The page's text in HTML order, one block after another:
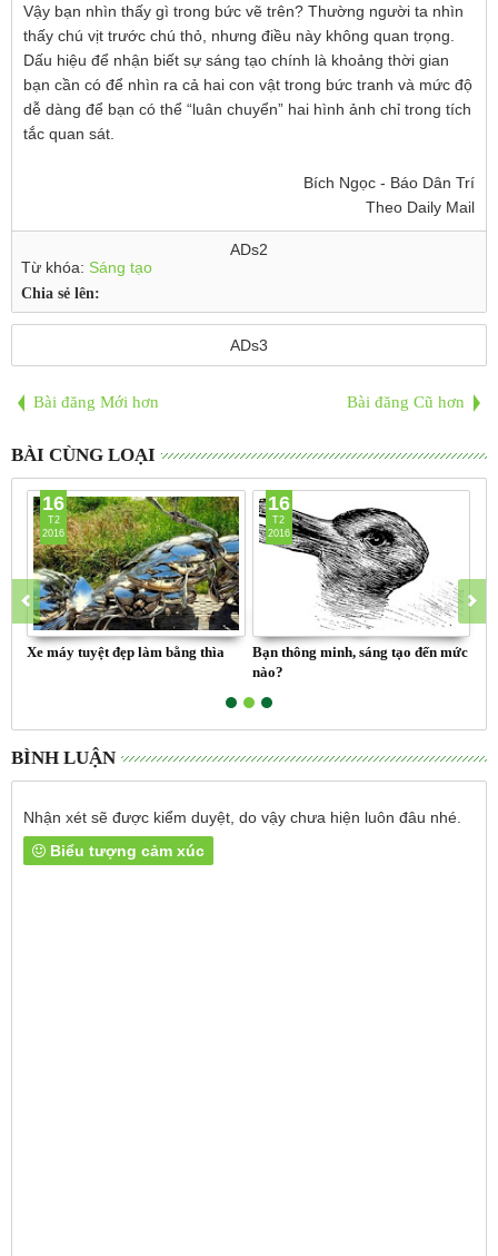
Vậy bạn nhìn thấy gì trong bức vẽ trên? Thường người ta nhìn
thấy chú vịt trước chú thỏ, nhưng điều này không quan trọng.
Dấu hiệu để nhận biết sự sáng tạo chính là khoảng thời gian
bạn cần có để nhìn ra cả hai con vật trong bức tranh và mức độ
dễ dàng để bạn có thể “luân chuyển” hai hình ảnh chỉ trong tích
tắc quan sát.
Bích Ngọc - Báo Dân Trí
Theo Daily Mail
ADs2
Từ khóa: Sáng tạo
Chia sẻ lên:
ADs3
Bài đăng Mới hơn Bài đăng Cũ hơn
BÀI CÙNG LOẠI
Xe máy tuyệt đẹp làm bằng thìa
16
T2
2016
Bạn thông minh, sáng tạo đến mức
nào?
16
T2
2016
BÌNH LUẬN
Nhận xét sẽ được kiểm duyệt, do vậy chưa hiện luôn đâu nhé.
Biểu tượng cảm xúc